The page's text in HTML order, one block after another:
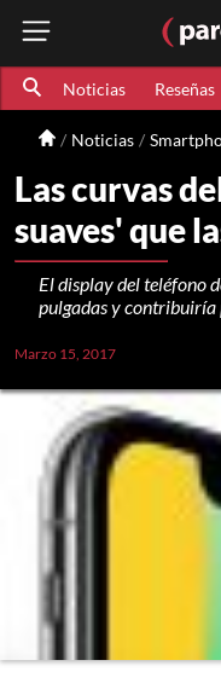
Noticias Reseñas
Noticias
Las curvas
suaves' que
El display del teléfono
pulgadas y contribuiría
Marzo 15, 2017